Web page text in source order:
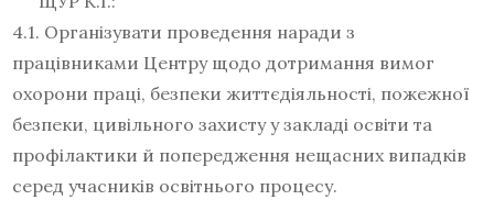
4.1. Організувати проведення наради з
працівниками Центру щодо дотримання вимог
охорони праці, безпеки життєдіяльності, пожежної
безпеки, цивільного захисту у закладі освіти та
профілактики й попередження нещасних випадків
серед учасників освітнього процесу.